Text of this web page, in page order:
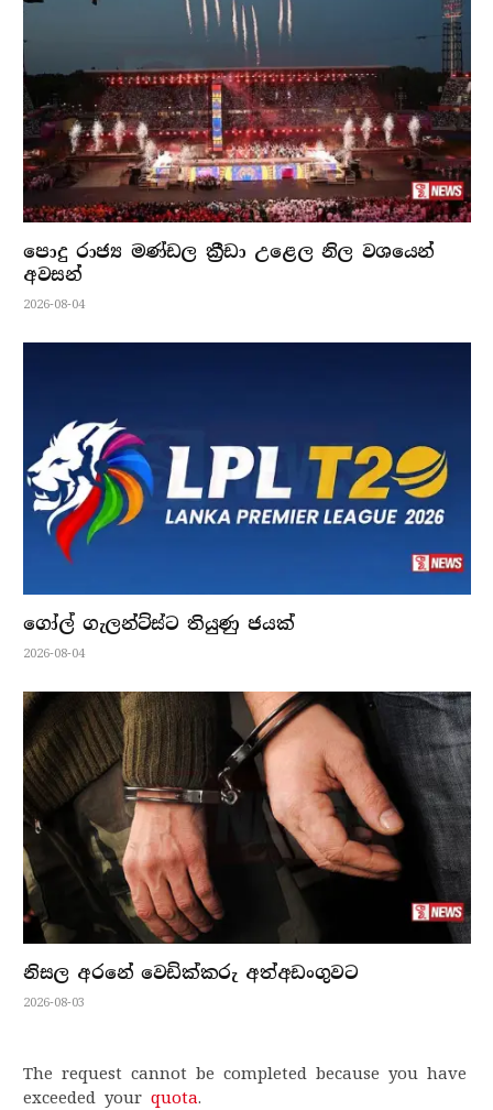
පොදු රාජ්‍ය මණ්ඩල ක්‍රීඩා උළෙල නිල වශයෙන්
අවසන්
2026-08-04
ගෝල් ගැලන්ට්ස්ට තියුණු ජයක්
2026-08-04
නිසල අරනේ වෙඩික්කරු අත්අඩංගුවට
2026-08-03
The request cannot be completed because you have
exceeded your quota.